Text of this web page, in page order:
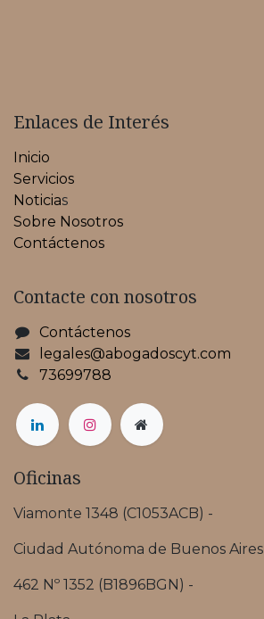
Enlaces de Interés
Inicio
Servicios
Noticias
Sobre Nosotros
Contáctenos
Contacte con nosotros
Contáctenos
legales@abogadoscyt.com
73699788
Oficinas
Viamonte 1348 (C1053ACB) -
Ciudad Autónoma de Buenos Aires
462 Nº 1352 (B1896BGN) -